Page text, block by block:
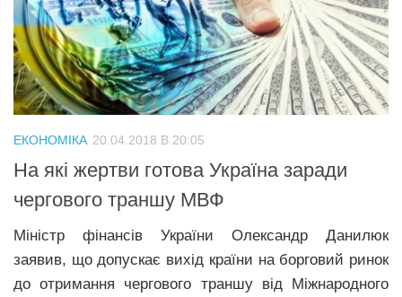
ЕКОНОМІКА 20.04.2018 В 20:05
На які жертви готова Україна заради
чергового траншу МВФ
Міністр фінансів України Олександр Данилюк
заявив, що допускає вихід країни на борговий ринок
до отримання чергового траншу від Міжнародного